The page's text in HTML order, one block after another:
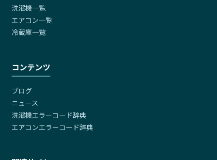
洗濯機一覧
エアコン一覧
冷蔵庫一覧
コンテンツ
ブログ
ニュース
洗濯機エラーコード辞典
エアコンエラーコード辞典